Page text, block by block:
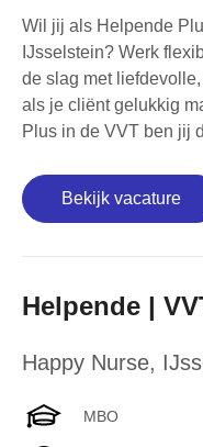
Wil jij als Helpende
IJsselstein? Werk
de slag met
als je cliënt gelukkig
Plus in de VVT ben jij
Bekijk vacature
Helpende |
Happy Nurse,
MBO